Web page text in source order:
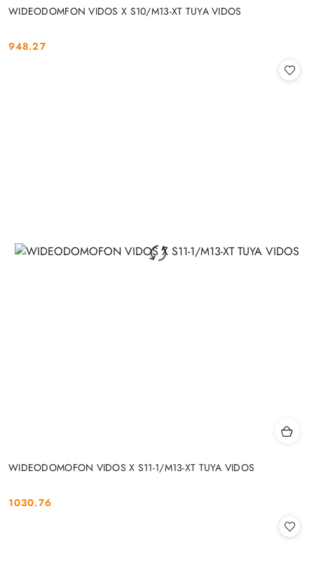
WIDEODOMFON VIDOS X S10/M13-XT TUYA VIDOS
Cena:
948.27
WIDEODOMOFON VIDOS X S11-1/M13-XT TUYA VIDOS
Cena:
1030.76